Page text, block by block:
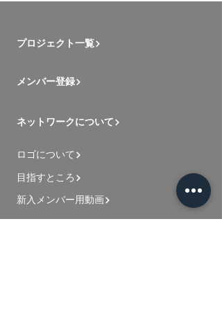
プロジェクト一覧
メンバー登録
ネットワークについて
ロゴについて
目指すところ
新入メンバー用動画